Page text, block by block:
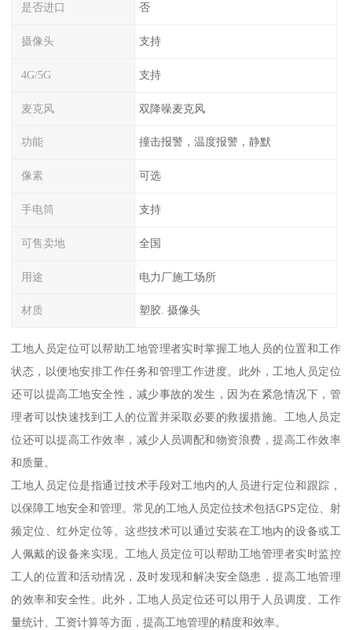
是否进口 否
摄像头 支持
4G/5G 支持
麦克风 双降噪麦克风
功能 撞击报警，温度报警，静默
像素 可选
手电筒 支持
可售卖地 全国
用途 电力厂施工场所
材质 塑胶. 摄像头
工地人员定位可以帮助工地管理者实时掌握工地人员的位置和工作
状态，以便地安排工作任务和管理工作进度。此外，工地人员定位
还可以提高工地安全性，减少事故的发生，因为在紧急情况下，管
理者可以快速找到工人的位置并采取必要的救援措施。工地人员定
位还可以提高工作效率，减少人员调配和物资浪费，提高工作效率
和质量。
工地人员定位是指通过技术手段对工地内的人员进行定位和跟踪，
以保障工地安全和管理。常见的工地人员定位技术包括GPS定位、射
频定位、红外定位等。这些技术可以通过安装在工地内的设备或工
人佩戴的设备来实现。工地人员定位可以帮助工地管理者实时监控
工人的位置和活动情况，及时发现和解决安全隐患，提高工地管理
的效率和安全性。此外，工地人员定位还可以用于人员调度、工作
量统计、工资计算等方面，提高工地管理的精度和效率。